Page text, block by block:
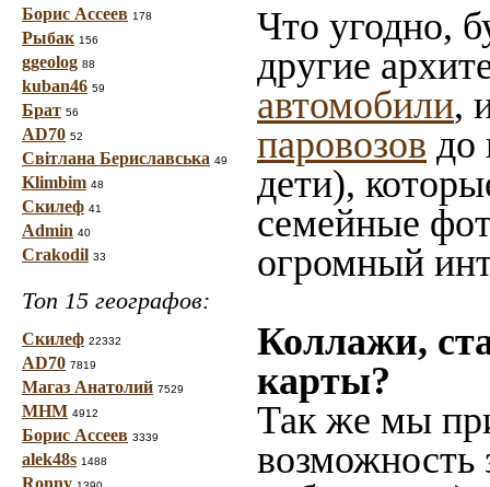
Борис Ассеев 178
Рыбак 156
ggeolog 88
kuban46 59
Брат 56
AD70 52
Світлана Бериславська 49
Klimbim 48
Скилеф 41
Admin 40
Crakodil 33
Топ 15 географов:
Скилеф 22332
AD70 7819
Магаз Анатолий 7529
МНМ 4912
Борис Ассеев 3339
alek48s 1488
Ronny
Что угодно,
другие
автомобили,
паровозов до
дети),
семейные
огромный
Коллажи,
карты?
Так же мы
возможность